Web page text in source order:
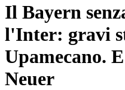
Il Bayern
l'Inter: gravi
Upamecano.
Neuer